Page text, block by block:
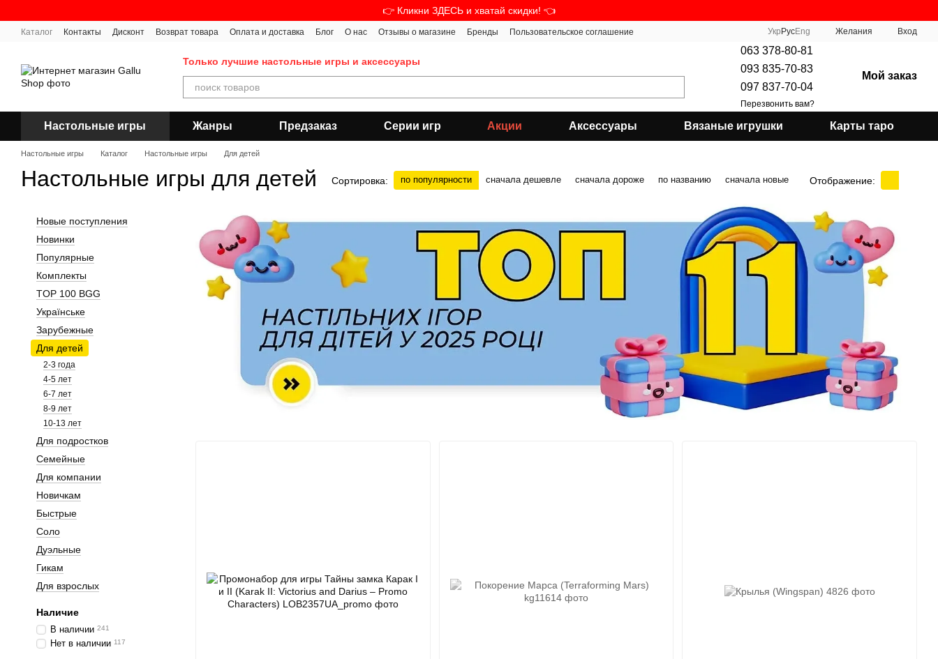
👉 Кликни ЗДЕСЬ и хватай скидки! 👈
Каталог Контакты Дисконт Возврат товара Оплата и доставка Блог О нас Отзывы о магазине Бренды
Пользовательское соглашение
Укр РусEng Желания Вход
Только лучшие настольные игры и аксессуары
063 378-80-81
093 835-70-83
097 837-70-04
Перезвонить вам?
Мой заказ
Настольные игры Жанры Предзаказ Серии игр Акции Аксессуары Вязаные игрушки Карты таро
Настольные игры Каталог Настольные игры Для детей
Настольные игры для детей Сортировка: по популярности сначала дешевле сначала дороже по названию сначала новые Отображение:
Новые поступления
Новинки
Популярные
Комплекты
TOP 100 BGG
Українське
Зарубежные
Для детей
2-3 года
4-5 лет
6-7 лет
8-9 лет
10-13 лет
Для подростков
Семейные
Для компании
Новичкам
Быстрые
Соло
Дуэльные
Гикам
Для взрослых
Наличие
В наличии 241
Нет в наличии 117